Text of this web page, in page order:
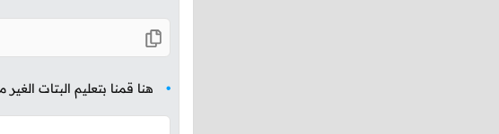
هنا قمنا بتعليم البتات